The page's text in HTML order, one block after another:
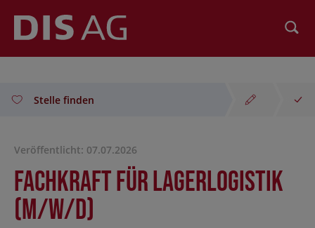
Stelle finden
Veröffentlicht: 07.07.2026
Fachkraft für Lagerlogistik
(m/w/d)